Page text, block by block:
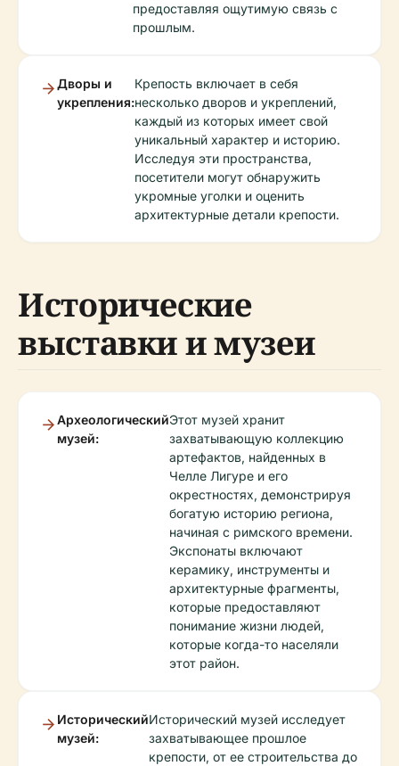
предоставляя ощутимую связь с
прошлым.
Дворы и
укрепления:
Крепость включает в себя
несколько дворов и укреплений,
каждый из которых имеет свой
уникальный характер и историю.
Исследуя эти пространства,
посетители могут обнаружить
укромные уголки и оценить
архитектурные детали крепости.
Исторические
выставки и музеи
Археологический
музей:
Этот музей хранит
захватывающую коллекцию
артефактов, найденных в
Челле Лигуре и его
окрестностях, демонстрируя
богатую историю региона,
начиная с римского времени.
Экспонаты включают
керамику, инструменты и
архитектурные фрагменты,
которые предоставляют
понимание жизни людей,
которые когда-то населяли
этот район.
Исторический
музей:
Исторический музей исследует
захватывающее прошлое
крепости, от ее строительства до